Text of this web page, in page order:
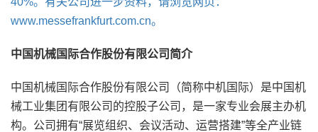
www.messefrankfurt.com.cn。
中国机械国际合作股份有限公司简介
中国机械国际合作股份有限公司（简称中机国际）是中国机
械工业集团有限公司的控股子公司，是一家专业会展主办机
构。公司拥有“展览组织、会议活动、运营搭建”等全产业链